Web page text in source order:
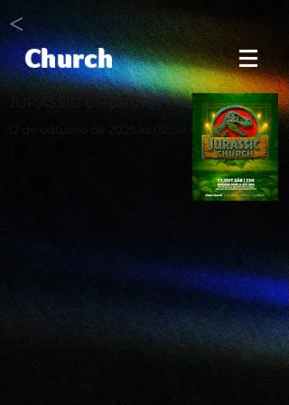
<
Church
JURASSIC CHURCH
12 de outubro de 2025 às 02:00:00